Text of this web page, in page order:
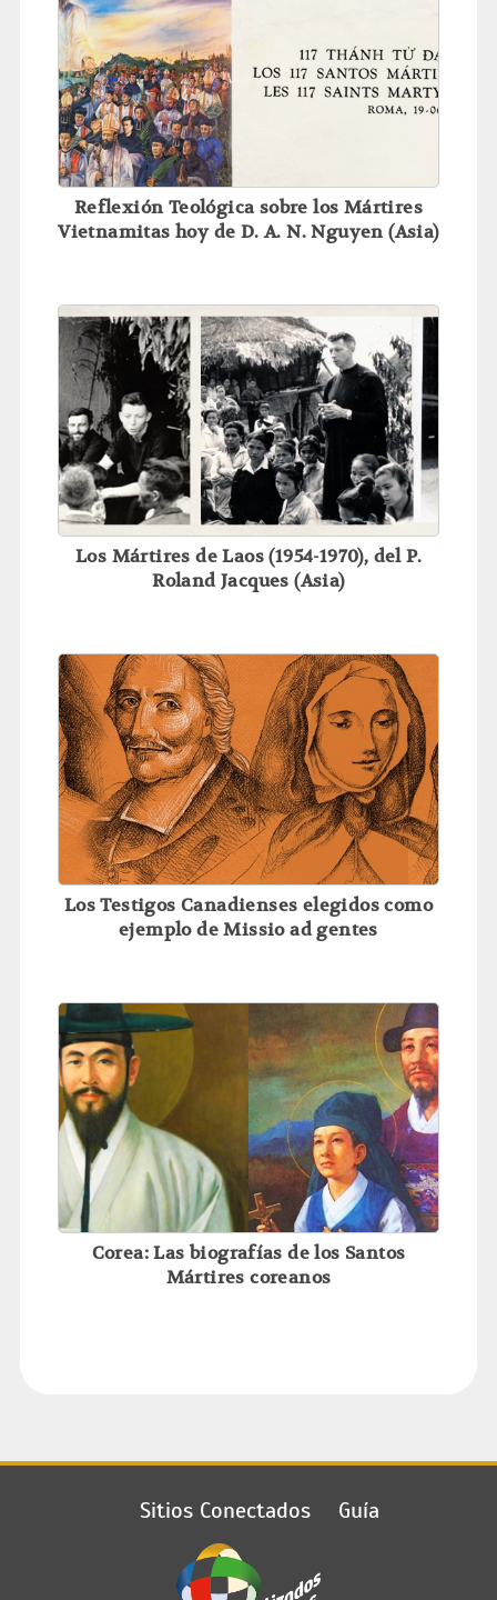
Reflexión Teológica sobre los Mártires
Vietnamitas hoy de D. A. N. Nguyen (Asia)
Los Mártires de Laos (1954-1970), del P.
Roland Jacques (Asia)
Los Testigos Canadienses elegidos como
ejemplo de Missio ad gentes
Corea: Las biografías de los Santos
Mártires coreanos
Sitios Conectados Guía